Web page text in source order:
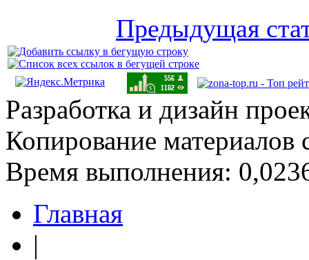
Предыдущая
Разработка и дизайн
Копирование материалов
Время выполнения:
Главная
|